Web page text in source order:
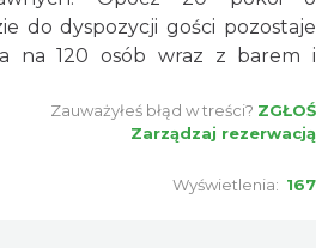
do dyspozycji gości pozostaje
na 120 osób wraz z barem i
Zauważyłeś błąd w treści? ZGŁOŚ
Zarządzaj rezerwacją
Wyświetlenia: 167